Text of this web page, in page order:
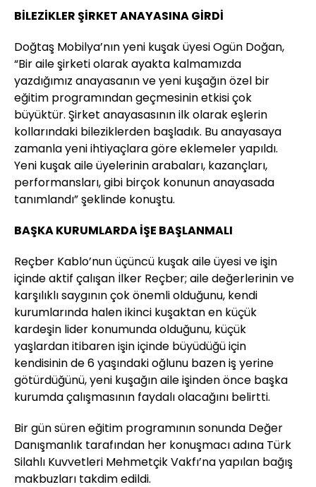
BİLEZİKLER ŞİRKET ANAYASINA GİRDİ
Doğtaş Mobilya’nın yeni kuşak üyesi Ogün Doğan,
“Bir aile şirketi olarak ayakta kalmamızda
yazdığımız anayasanın ve yeni kuşağın özel bir
eğitim programından geçmesinin etkisi çok
büyüktür. Şirket anayasasının ilk olarak eşlerin
kollarındaki bileziklerden başladık. Bu anayasaya
zamanla yeni ihtiyaçlara göre eklemeler yapıldı.
Yeni kuşak aile üyelerinin arabaları, kazançları,
performansları, gibi birçok konunun anayasada
tanımlandı” şeklinde konuştu.
BAŞKA KURUMLARDA İŞE BAŞLANMALI
Reçber Kablo’nun üçüncü kuşak aile üyesi ve işin
içinde aktif çalışan İlker Reçber; aile değerlerinin ve
karşılıklı saygının çok önemli olduğunu, kendi
kurumlarında halen ikinci kuşaktan en küçük
kardeşin lider konumunda olduğunu, küçük
yaşlardan itibaren işin içinde büyüdüğü için
kendisinin de 6 yaşındaki oğlunu bazen iş yerine
götürdüğünü, yeni kuşağın aile işinden önce başka
kurumda çalışmasının faydalı olacağını belirtti.
Bir gün süren eğitim programının sonunda Değer
Danışmanlık tarafından her konuşmacı adına Türk
Silahlı Kuvvetleri Mehmetçik Vakfı’na yapılan bağış
makbuzları takdim edildi.